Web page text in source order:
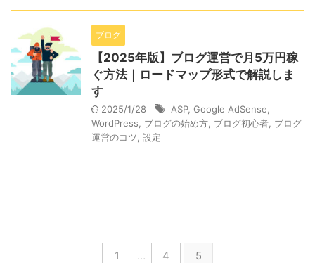
ブログ
【2025年版】ブログ運営で月5万円稼
ぐ方法｜ロードマップ形式で解説しま
す
2025/1/28 ASP, Google AdSense
WordPress
ブログの始め方 ブログ初心者 ブログ
運営のコツ 設定
1 … 4 5